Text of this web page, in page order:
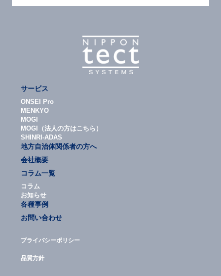
サービス
ONSEI Pro
MENKYO
MOGI
MOGI（法人の方はこちら）
SHINRI-ADAS
地方自治体関係者の方へ
会社概要
コラム一覧
コラム
お知らせ
各種事例
お問い合わせ
プライバシーポリシー
品質方針